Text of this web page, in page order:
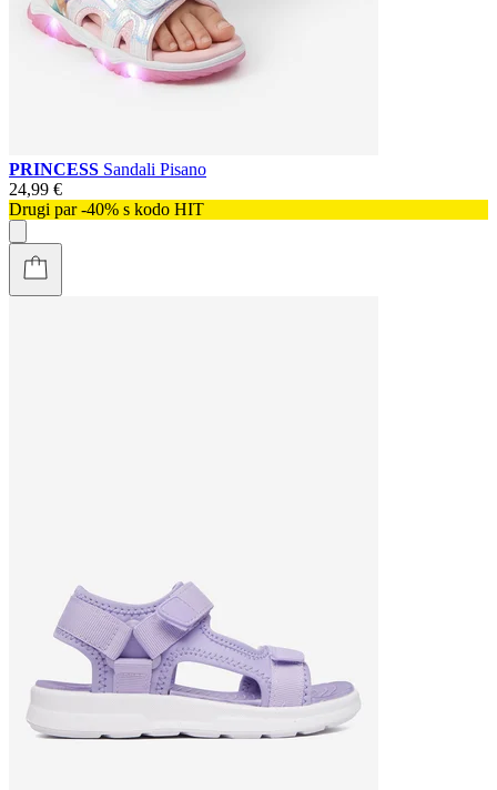
PRINCESS Sandali Pisano
24,99 €
Drugi par -40% s kodo HIT